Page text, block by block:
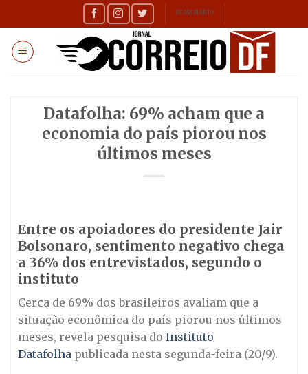
to
content
SEMANÁRIO
Datafolha: 69% acham que a
economia do país piorou nos
últimos meses
Entre os apoiadores do presidente Jair
Bolsonaro, sentimento negativo chega
a 36% dos entrevistados, segundo o
instituto
Cerca de 69% dos brasileiros avaliam que a
situação econômica do país piorou nos últimos
meses, revela pesquisa do Instituto
Datafolha publicada nesta segunda-feira (20/9).